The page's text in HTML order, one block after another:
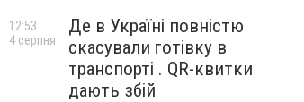
Де в Україні повністю
скасували готівку в
транспорті . QR-квитки
дають збій
12:53
4 серпня